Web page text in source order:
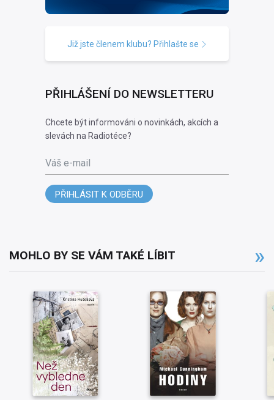
Již jste členem klubu? Přihlašte se
PŘIHLÁŠENÍ DO NEWSLETTERU
Chcete být informováni o novinkách, akcích a
slevách na Radiotéce?
Váš e-mail
PŘIHLÁSIT K ODBĚRU
MOHLO BY SE VÁM TAKÉ LÍBIT